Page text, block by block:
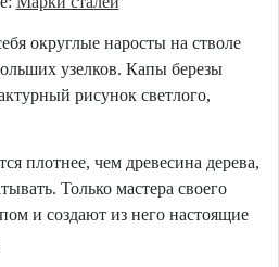
округлые наросты на стволе
узелков. Капы березы
рисунок светлого,
плотнее, чем древесина дерева,
Только мастера своего
и создают из него настоящие